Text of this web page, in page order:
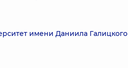
имени Даниила Галицкого